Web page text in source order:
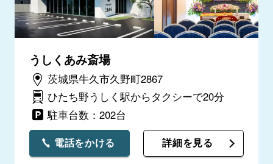
うしくあみ斎場
茨城県牛久市久野町2867
ひたち野うしく駅からタクシーで20分
駐車台数：202台
電話をかける 詳細を見る